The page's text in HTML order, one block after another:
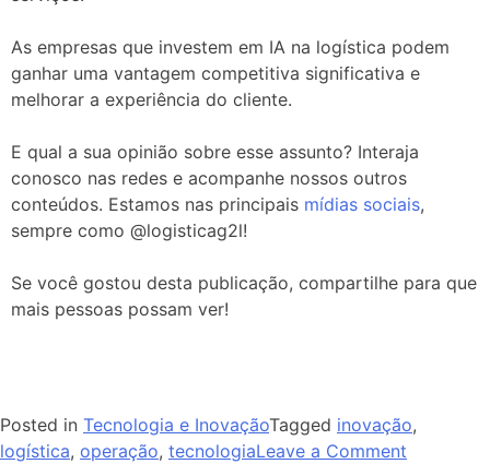
As empresas que investem em IA na logística podem
ganhar uma vantagem competitiva significativa e
melhorar a experiência do cliente.
E qual a sua opinião sobre esse assunto? Interaja
conosco nas redes e acompanhe nossos outros
conteúdos. Estamos nas principais mídias sociais,
sempre como @logisticag2l!
Se você gostou desta publicação, compartilhe para que
mais pessoas possam ver!
Posted in Tecnologia e InovaçãoTagged inovação,
logística, operação, tecnologiaLeave a Comment